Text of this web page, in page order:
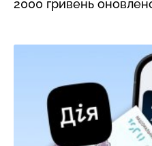
2000 гривень